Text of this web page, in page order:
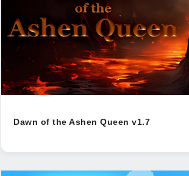
Dawn of the Ashen Queen v1.7